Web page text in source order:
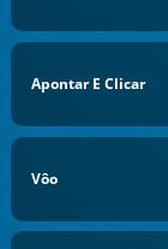
Apontar E Clicar
Vôo